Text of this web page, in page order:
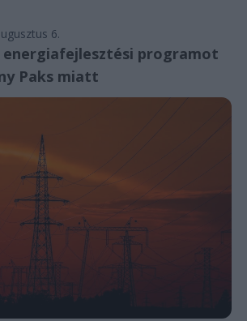
6.
energiafejlesztési programot
Paks miatt